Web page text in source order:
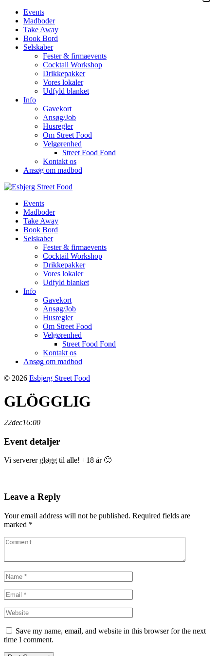
Events
Madboder
Take Away
Book Bord
Selskaber
Fester & firmaevents
Cocktail Workshop
Drikkepakker
Vores lokaler
Udfyld blanket
Info
Gavekort
Ansøg/Job
Husregler
Om Street Food
Velgørenhed
Street Food Fond
Kontakt os
Ansøg om madbod
Events
Madboder
Take Away
Book Bord
Selskaber
Fester & firmaevents
Cocktail Workshop
Drikkepakker
Vores lokaler
Udfyld blanket
Info
Gavekort
Ansøg/Job
Husregler
Om Street Food
Velgørenhed
Street Food Fond
Kontakt os
Ansøg om madbod
© 2026 Esbjerg Street Food
GLÖGGLIG
22dec16:00
Event detaljer
Vi serverer gløgg til alle! +18 år 🙂
Leave a Reply
Your email address will not be published. Required fields are
marked *
Save my name, email, and website in this browser for the next
time I comment.